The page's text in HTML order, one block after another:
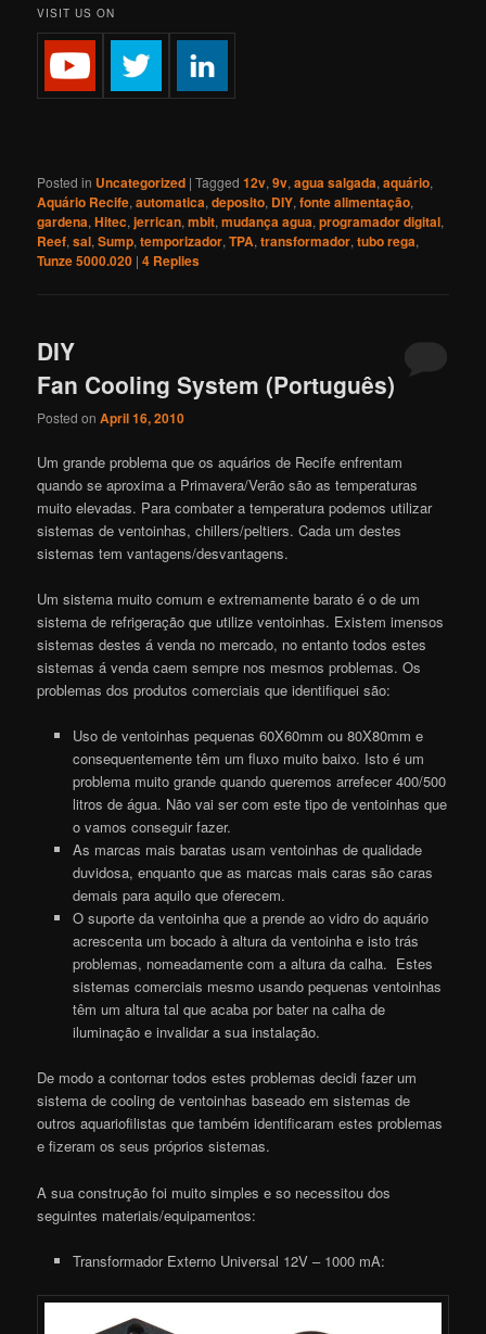
VISIT US ON
Posted in Uncategorized |Tagged 12v,9v,agua salgada,aquário,
Aquário Recife,automatica,deposito, DIY,fonte alimentação,
gardena,Hitec,jerrican,mbit,mudança agua,programador digital,
Reef,sal,Sump,temporizador,TPA,transformador,tubo rega,
Tunze 5000.020 |4 Replies
DIY
Fan Cooling System (Português)
Posted onApril 16, 2010
Um grande problema que os aquários de Recife enfrentam
quando se aproxima a Primavera/Verão são as temperaturas
muito elevadas. Para combater a temperatura podemos utilizar
sistemas de ventoinhas, chillers/peltiers. Cada um destes
sistemas tem vantagens/desvantagens.
Um sistema muito comum e extremamente barato é o de um
sistema de refrigeração que utilize ventoinhas. Existem imensos
sistemas destes á venda no mercado, no entanto todos estes
sistemas á venda caem sempre nos mesmos problemas. Os
problemas dos produtos comerciais que identifiquei são:
Uso de ventoinhas pequenas 60X60mm ou 80X80mm e
consequentemente têm um fluxo muito baixo. Isto é um
problema muito grande quando queremos arrefecer 400/500
litros de água. Não vai ser com este tipo de ventoinhas que
o vamos conseguir fazer.
As marcas mais baratas usam ventoinhas de qualidade
duvidosa, enquanto que as marcas mais caras são caras
demais para aquilo que oferecem.
O suporte da ventoinha que a prende ao vidro do aquário
acrescenta um bocado à altura da ventoinha e isto trás
problemas, nomeadamente com a altura da calha. Estes
sistemas comerciais mesmo usando pequenas ventoinhas
têm um altura tal que acaba por bater na calha de
iluminação e invalidar a sua instalação.
De modo a contornar todos estes problemas decidi fazer um
sistema de cooling de ventoinhas baseado em sistemas de
outros aquariofilistas que também identificaram estes problemas
e fizeram os seus próprios sistemas.
A sua construção foi muito simples e so necessitou dos
seguintes materiais/equipamentos:
Transformador Externo Universal 12V – 1000 mA: